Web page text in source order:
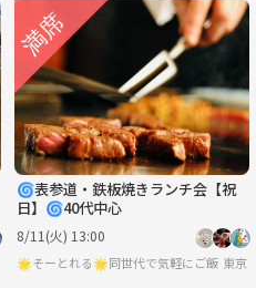
🌀表参道・鉄板焼きランチ会【祝
日】🌀40代中心
8/11(火) 13:00
🌟そーとれる🌟同世代で気軽にご飯会東京